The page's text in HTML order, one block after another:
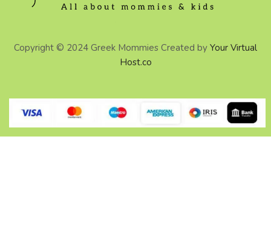
Copyright © 2024 Greek Mommies Created by Your Virtual
Host.co